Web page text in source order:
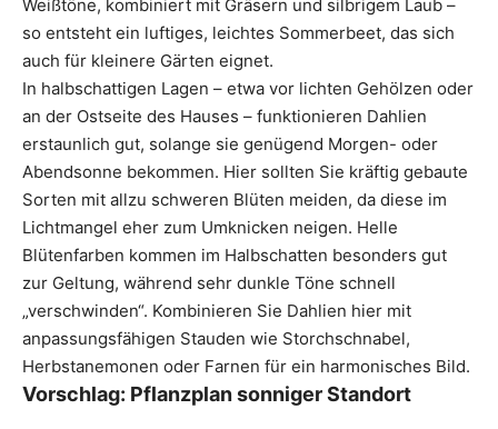
Weißtöne, kombiniert mit Gräsern und silbrigem Laub –
so entsteht ein luftiges, leichtes Sommerbeet, das sich
auch für kleinere Gärten eignet.
In halbschattigen Lagen – etwa vor lichten Gehölzen oder
an der Ostseite des Hauses – funktionieren Dahlien
erstaunlich gut, solange sie genügend Morgen- oder
Abendsonne bekommen. Hier sollten Sie kräftig gebaute
Sorten mit allzu schweren Blüten meiden, da diese im
Lichtmangel eher zum Umknicken neigen. Helle
Blütenfarben kommen im Halbschatten besonders gut
zur Geltung, während sehr dunkle Töne schnell
„verschwinden“. Kombinieren Sie Dahlien hier mit
anpassungsfähigen Stauden wie Storchschnabel,
Herbstanemonen oder Farnen für ein harmonisches Bild.
Vorschlag: Pflanzplan sonniger Standort